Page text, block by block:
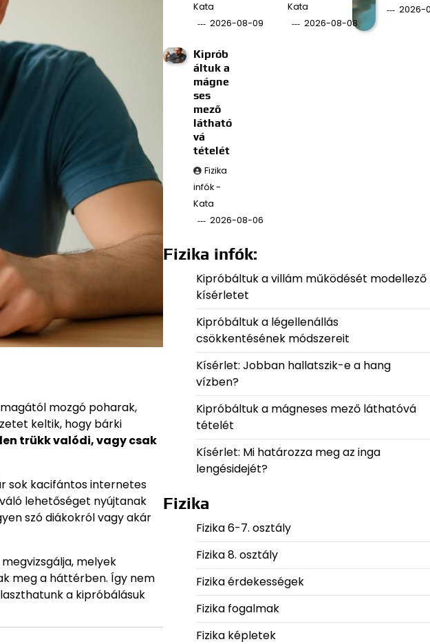
mozgó poharak,
keltik, hogy bárki
trükk valódi, vagy csak
sok kacifántos internetes
lehetőséget nyújtanak
szó diákokról vagy akár
megvizsgálja, melyek
meg a háttérben. Így nem
a kipróbálásuk
Kata
2026-08-09
Kata
2026-08-08
2026-
Kiprób
áltuk a
mágne
ses
mező
látható
vá
tételét
Fizika
infók -
Kata
2026-08-06
Fizika infók:
Kipróbáltuk a villám működését modellező
kísérletet
Kipróbáltuk a légellenállás
csökkentésének módszereit
Kísérlet: Jobban hallatszik-e a hang
vízben?
Kipróbáltuk a mágneses mező láthatóvá
tételét
Kísérlet: Mi határozza meg az inga
lengésidejét?
Fizika
Fizika 6-7. osztály
Fizika 8. osztály
Fizika érdekességek
Fizika fogalmak
Fizika képletek